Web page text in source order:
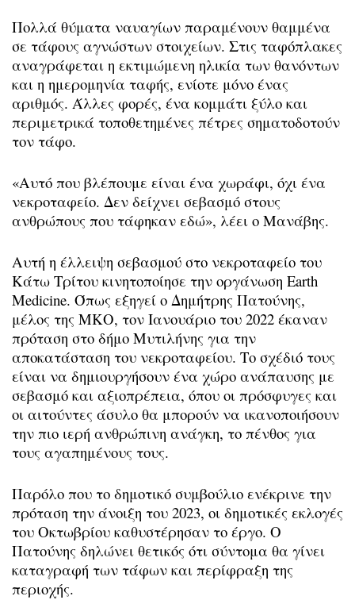
Πολλά θύματα ναυαγίων παραμένουν θαμμένα
σε τάφους αγνώστων στοιχείων. Στις ταφόπλακες
αναγράφεται η εκτιμώμενη ηλικία των θανόντων
και η ημερομηνία ταφής, ενίοτε μόνο ένας
αριθμός. Άλλες φορές, ένα κομμάτι ξύλο και
περιμετρικά τοποθετημένες πέτρες σηματοδοτούν
τον τάφο.
«Αυτό που βλέπουμε είναι ένα χωράφι, όχι ένα
νεκροταφείο. Δεν δείχνει σεβασμό στους
ανθρώπους που τάφηκαν εδώ», λέει ο Μανάβης.
Αυτή η έλλειψη σεβασμού στο νεκροταφείο του
Κάτω Τρίτου κινητοποίησε την οργάνωση Earth
Medicine. Όπως εξηγεί ο Δημήτρης Πατούνης,
μέλος της ΜΚΟ, τον Ιανουάριο του 2022 έκαναν
πρόταση στο δήμο Μυτιλήνης για την
αποκατάσταση του νεκροταφείου. Το σχέδιό τους
είναι να δημιουργήσουν ένα χώρο ανάπαυσης με
σεβασμό και αξιοπρέπεια, όπου οι πρόσφυγες και
οι αιτούντες άσυλο θα μπορούν να ικανοποιήσουν
την πιο ιερή ανθρώπινη ανάγκη, το πένθος για
τους αγαπημένους τους.
Παρόλο που το δημοτικό συμβούλιο ενέκρινε την
πρόταση την άνοιξη του 2023, οι δημοτικές εκλογές
του Οκτωβρίου καθυστέρησαν το έργο. Ο
Πατούνης δηλώνει θετικός ότι σύντομα θα γίνει
καταγραφή των τάφων και περίφραξη της
περιοχής.